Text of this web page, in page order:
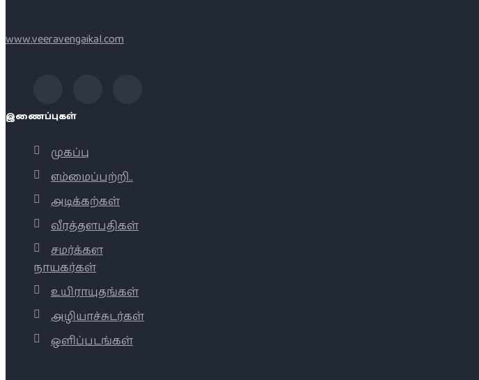
www.veeravengaikal.com
இணைப்புகள்
முகப்பு
எம்மைப்பற்றி..
அடிக்கற்கள்
வீரத்தளபதிகள்
சமர்க்கள
நாயகர்கள்
உயிராயுதங்கள்
அழியாச்சுடர்கள்
ஒளிப்படங்கள்